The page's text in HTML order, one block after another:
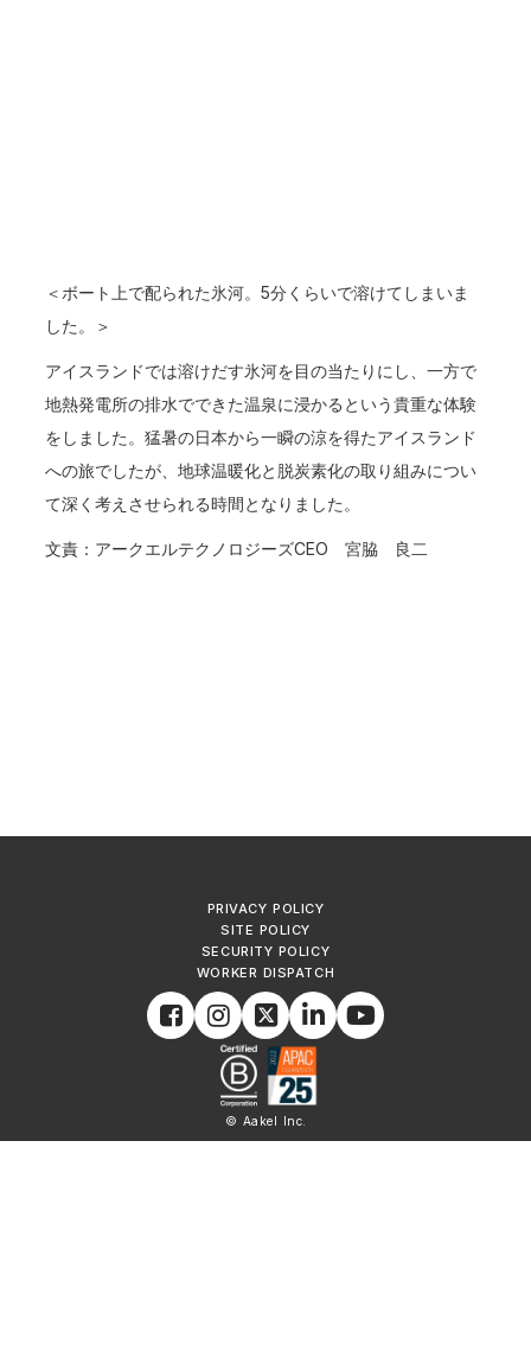
＜ボート上で配られた氷河。5分くらいで溶けてしまいま
した。＞
アイスランドでは溶けだす氷河を目の当たりにし、一方で
地熱発電所の排水でできた温泉に浸かるという貴重な体験
をしました。猛暑の日本から一瞬の涼を得たアイスランド
への旅でしたが、地球温暖化と脱炭素化の取り組みについ
て深く考えさせられる時間となりました。
文責：アークエルテクノロジーズCEO 宮脇 良二
PRIVACY POLICY
SITE POLICY
SECURITY POLICY
WORKER DISPATCH
© Aakel Inc.